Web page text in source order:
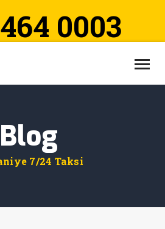
0003
Blog
7/24 Taksi